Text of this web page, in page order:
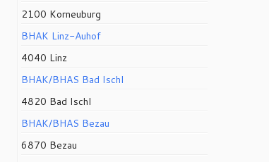
2100 Korneuburg
BHAK Linz-Auhof
4040 Linz
BHAK/BHAS Bad Ischl
4820 Bad Ischl
BHAK/BHAS Bezau
6870 Bezau